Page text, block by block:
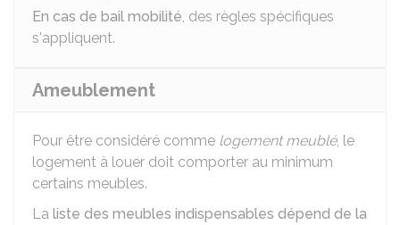
En cas de bail mobilité, des règles spécifiques
s'appliquent.
Ameublement
Pour être considéré comme logement meublé, le
logement à louer doit comporter au minimum
certains meubles.
La liste des meubles indispensables dépend de la